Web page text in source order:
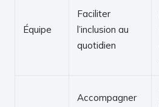
Équipe
Faciliter
l’inclusion au
quotidien
Accompagner